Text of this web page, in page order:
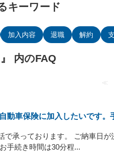
キーワード
加入内容 退職 解約
』 内のFAQ
≪
動車保険に加入したいです。
で承っております。 ご納車日
手続き時間は30分程...